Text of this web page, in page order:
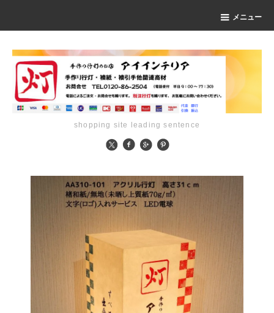
メニュー
shopping site leading sentence